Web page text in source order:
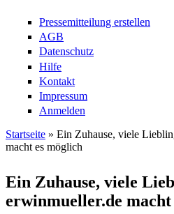
Pressemitteilung erstellen
AGB
Datenschutz
Hilfe
Kontakt
Impressum
Anmelden
Sie sind hier
Startseite » Ein Zuhause, viele
macht es möglich
Ein Zuhause, viele
erwinmueller.de macht